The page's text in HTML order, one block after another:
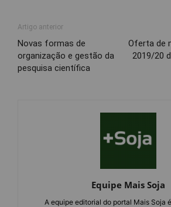
Artigo anterior
Novas formas de
organização e gestão da
pesquisa científica
Oferta de
2019/20
Equipe Mais Soja
A equipe editorial do portal Mais Soja